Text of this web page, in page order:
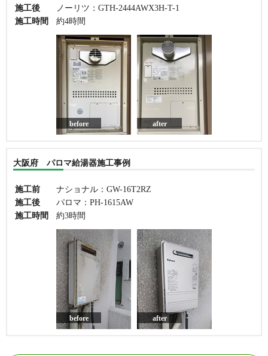
施工後
ノーリツ：GTH-2444AWX3H-T-1
施工時間
約4時間
before after
大阪府 パロマ給湯器施工事例
施工前
ナショナル：GW-16T2RZ
施工後
パロマ：PH-1615AW
施工時間
約3時間
before after